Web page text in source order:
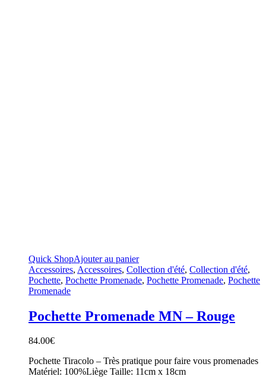
Quick ShopAjouter au panier
Accessoires, Accessoires, Collection d'été, Collection d'été,
Pochette, Pochette Promenade, Pochette Promenade, Pochette
Promenade
Pochette Promenade MN – Rouge
84.00€
Pochette Tiracolo – Très pratique pour faire vous promenades
Matériel: 100%Liège Taille: 11cm x 18cm